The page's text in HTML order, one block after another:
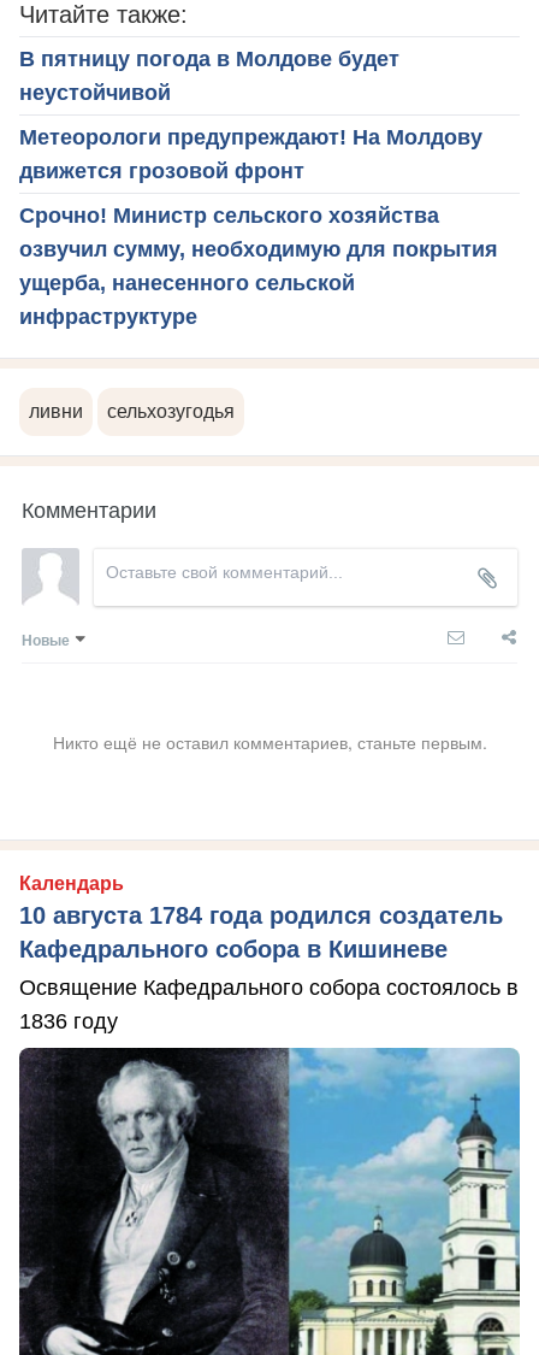
Читайте также:
В пятницу погода в Молдове будет
неустойчивой
Метеорологи предупреждают! На Молдову
движется грозовой фронт
Срочно! Министр сельского хозяйства
озвучил сумму, необходимую для покрытия
ущерба, нанесенного сельской
инфраструктуре
ливни сельхозугодья
Комментарии
Новые
Никто ещё не оставил комментариев, станьте первым.
Календарь
10 августа 1784 года родился создатель
Кафедрального собора в Кишиневе
Освящение Кафедрального собора состоялось в
1836 году